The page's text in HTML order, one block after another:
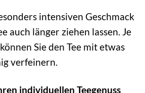
intensiven Geschmack
auch länger ziehen lassen. Je
Sie den Tee mit etwas
verfeinern.
individuellen Teegenuss